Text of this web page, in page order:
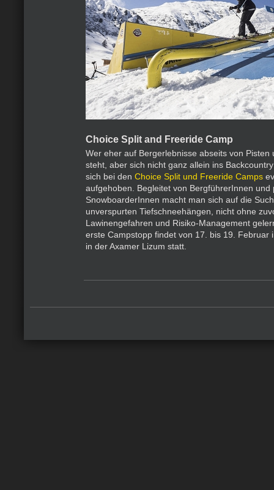
Choice Split and Freeride Camp
Wer eher auf Bergerlebnisse abseits von Pisten
steht, aber sich nicht ganz allein ins
sich bei den Choice Split und Freeride Camps
aufgehoben. Begleitet von BergführerInnen und
SnowboarderInnen macht man sich auf die
unverspurten Tiefschneehängen, nicht ohne
Lawinengefahren und Risiko-Management
erste Campstopp findet von 17. bis 19. Februar
in der Axamer Lizum statt.